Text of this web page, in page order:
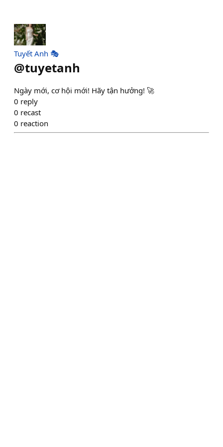
Tuyết Anh 🎭
@tuyetanh
Ngày mới, cơ hội mới! Hãy tận hưởng! 🚀
0 reply
0 recast
0 reaction